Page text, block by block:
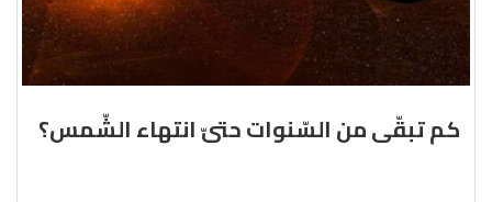
كم تبقّى من السّنوات حتىّ انتهاء الشّمس؟